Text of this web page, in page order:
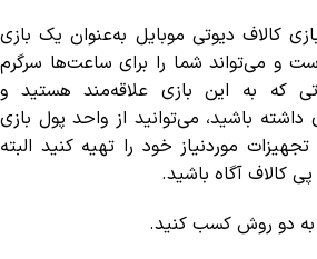
کالاف دیوتی موبایل به‌عنوان یک بازی
و می‌تواند شما را برای ساعت‌ها سرگرم
که به این بازی علاقه‌مند هستید و
باشید، می‌توانید از واحد پول بازی
موردنیاز خود را تهیه کنید البته
کالاف آگاه باشید.
به دو روش کسب کنید.